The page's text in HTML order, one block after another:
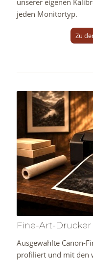
jeden Monitortyp.
Zu
Fine-Art-Drucker
Ausgewählte Canon-
profiliert und mit den